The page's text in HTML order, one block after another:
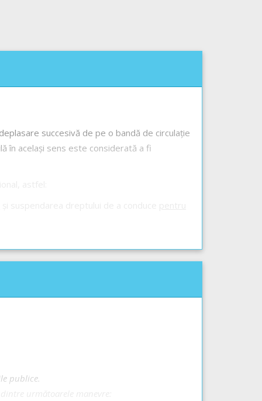
succesivă de pe o bandă de circulație
în același sens este considerată a fi
astfel:
conducător a semnalizat intenția și s-a
publice.
următoarele manevre: